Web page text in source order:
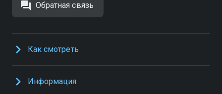
Обратная связь
Как смотреть
Информация